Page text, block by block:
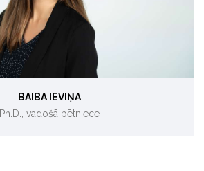
BAIBA IEVIŅA
Ph.D., vadošā pētniece